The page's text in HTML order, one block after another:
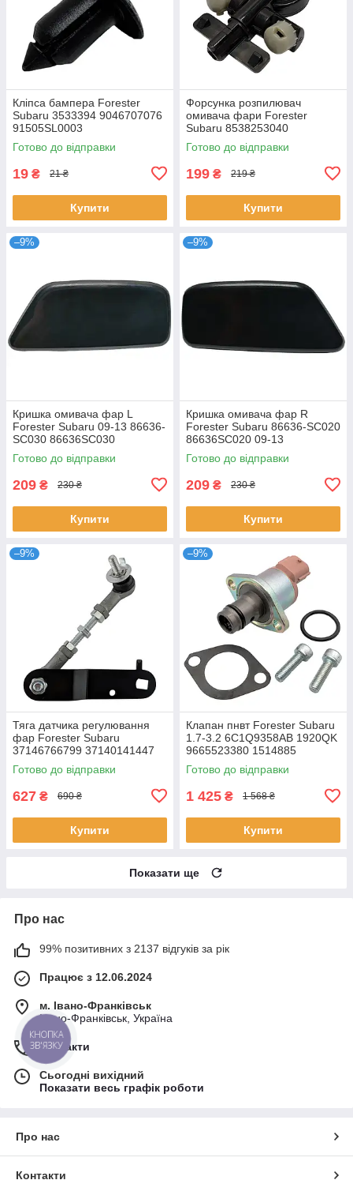
Кліпса бампера Forester
Subaru 3533394 9046707076
91505SL0003
Готово до відправки
19 ₴ 21 ₴
Купити
Форсунка розпилювач
омивача фари Forester
Subaru 8538253040
8538153080
Готово до відправки
199 ₴ 219 ₴
Купити
–9%
Кришка омивача фар L
Forester Subaru 09-13 86636-
SC030 86636SC030
Готово до відправки
209 ₴ 230 ₴
Купити
–9%
Кришка омивача фар R
Forester Subaru 86636-SC020
86636SC020 09-13
Готово до відправки
209 ₴ 230 ₴
Купити
–9%
Тяга датчика регулювання
фар Forester Subaru
37146766799 37140141447
31126762296 6224Q0
1679313 E18-0066
Готово до відправки
627 ₴ 690 ₴
Купити
–9%
Клапан пнвт Forester Subaru
1.7-3.2 6C1Q9358AB 1920QK
9665523380 1514885
Готово до відправки
1 425 ₴ 1 568 ₴
Купити
Показати ще
Про нас
99% позитивних з 2137 відгуків за рік
Працює з 12.06.2024
м. Івано-Франківськ
Івано-Франківськ, Україна
Контакти
Сьогодні вихідний
Показати весь графік роботи
Про нас
Контакти
КНОПКА
ЗВ'ЯЗКУ